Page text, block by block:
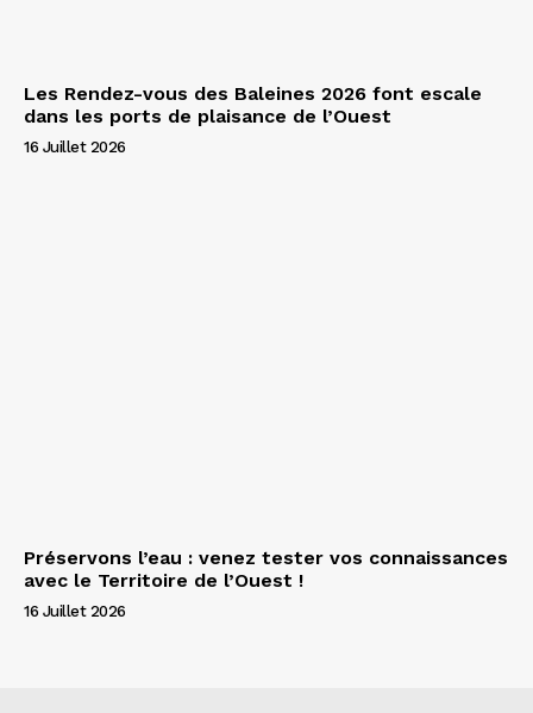
Les Rendez-vous des Baleines 2026 font escale
dans les ports de plaisance de l’Ouest
16 Juillet 2026
Préservons l’eau : venez tester vos connaissances
avec le Territoire de l’Ouest !
16 Juillet 2026